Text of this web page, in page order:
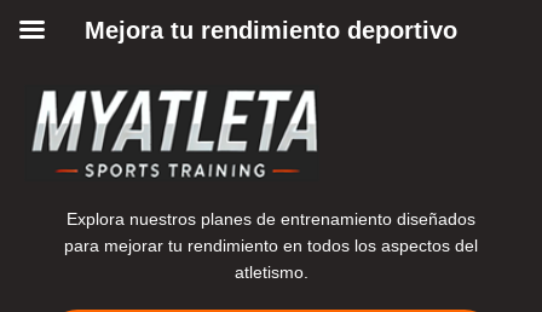
Explora nuestros planes de entrenamiento diseñados
para mejorar tu rendimiento en todos los aspectos del
atletismo.
Mejora tu rendimiento deportivo